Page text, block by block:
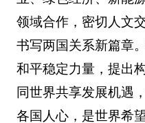
领域合作，密切人文
书写两国关系新篇章
和平稳定力量，提出
同世界共享发展机遇
各国人心，是世界希